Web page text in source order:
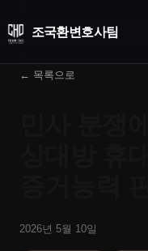
조국환변호사팀
← 목록으로
2026년 5월 10일